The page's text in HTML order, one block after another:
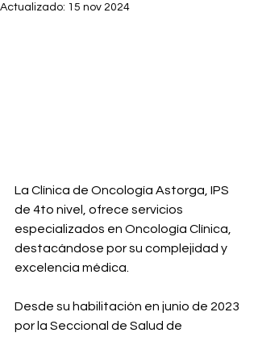
Actualizado: 15 nov 2024
La Clínica de Oncología Astorga, IPS
de 4to nivel, ofrece servicios
especializados en Oncología Clínica,
destacándose por su complejidad y
excelencia médica.
Desde su habilitación en junio de 2023
por la Seccional de Salud de